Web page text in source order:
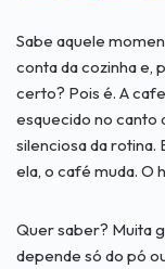
Sabe aquele
conta da cozinha e,
certo? Pois é. A
esquecido no canto
silenciosa da rotina.
ela, o café muda. O
Quer saber? Muita
depende só do pó